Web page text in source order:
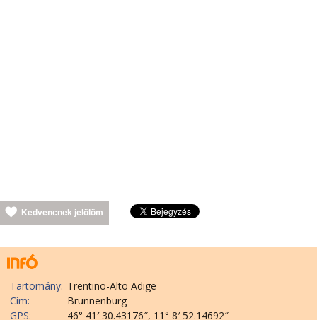
Kedvencnek jelölöm
Tartomány: Trentino-Alto Adige
Cím:
Brunnenburg
GPS:
46° 41′ 30.43176″, 11° 8′ 52.14692″